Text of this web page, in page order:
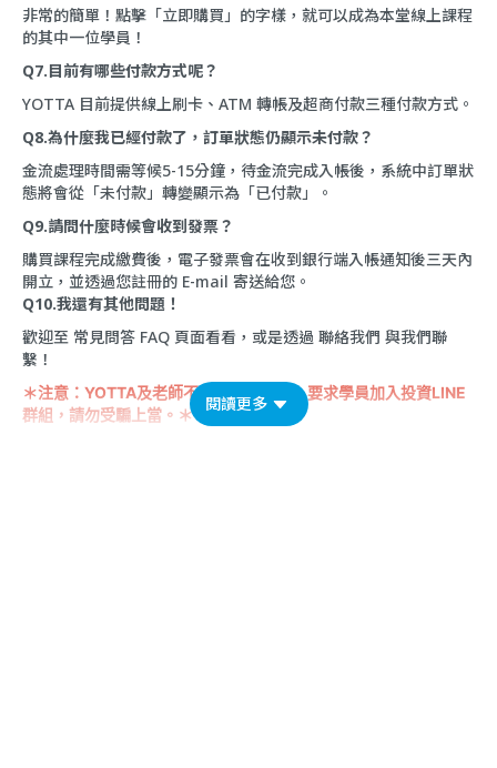
非常的簡單！點擊「立即購買」的字樣，就可以成為本堂線上課程
的其中一位學員！
Q7.目前有哪些付款方式呢？
YOTTA 目前提供線上刷卡、ATM 轉帳及超商付款三種付款方式。
Q8.為什麼我已經付款了，訂單狀態仍顯示未付款？
金流處理時間需等候5-15分鐘，待金流完成入帳後，系統中訂單狀
態將會從「未付款」轉變顯示為「已付款」。
Q9.請問什麼時候會收到發票？
購買課程完成繳費後，電子發票會在收到銀行端入帳通知後三天內
開立，並透過您註冊的 E-mail 寄送給您。
Q10.我還有其他問題！
歡迎至 常見問答 FAQ 頁面看看，或是透過 聯絡我們 與我們聯
繫！
＊注意：YOTTA及老師不會以課程名義，要求學員加入投資LINE
群組，請勿受騙上當。＊
閱讀更多